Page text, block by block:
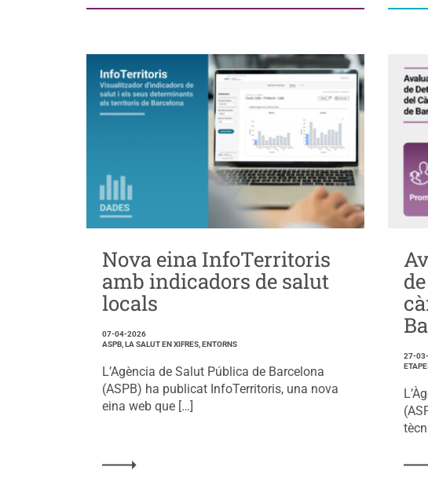
Nova eina InfoTerritoris
amb indicadors de salut
locals
07-04-2026
ASPB, LA SALUT EN XIFRES, ENTORNS
L’Agència de Salut Pública de Barcelona
(ASPB) ha publicat InfoTerritoris, una nova
eina web que […]
27-